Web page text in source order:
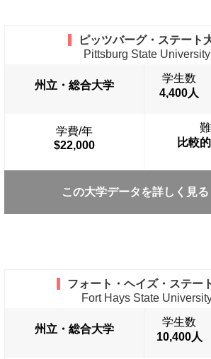
ピッツバーグ・ステート
Pittsburg State University
州立・総合大学
学生数
4,400人
学費/年
$22,000
比較
この大学データを詳しく見
フォート・ヘイズ・ステー
Fort Hays State
州立・総合大学
学生数
10,400人